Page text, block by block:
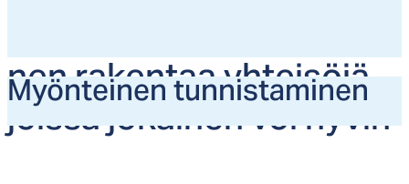
Myön­tei­nen tun­nis­ta­mi­nen
Myön­tei­nen tun­nis­ta­mi­
nen ra­ken­taa yh­tei­sö­jä,
jois­sa jo­kai­nen voi hy­vin